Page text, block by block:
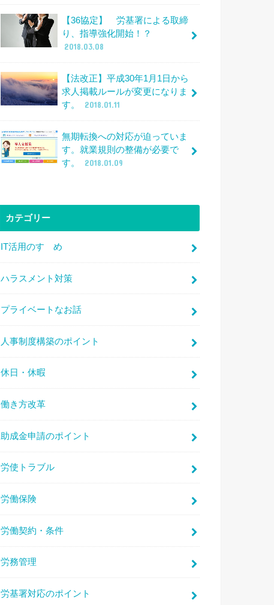
【36協定】 労基署による取締
り、指導強化開始！？
2018.03.08
【法改正】平成30年1月1日から
求人掲載ルールが変更になりま
す。
2018.01.11
無期転換への対応が迫っていま
す。就業規則の整備が必要で
す。
2018.01.09
カテゴリー
IT活用のすゝめ
ハラスメント対策
プライベートなお話
人事制度構築のポイント
休日・休暇
働き方改革
助成金申請のポイント
労使トラブル
労働保険
労働契約・条件
労務管理
労基署対応のポイント